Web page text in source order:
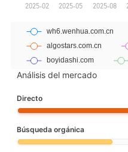
Análisis del mercado
Directo
Búsqueda orgánica